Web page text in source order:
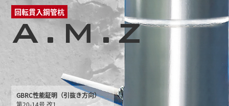
回転貫入鋼管杭
A.M.Z
GBRC性能証明（引抜き方向）